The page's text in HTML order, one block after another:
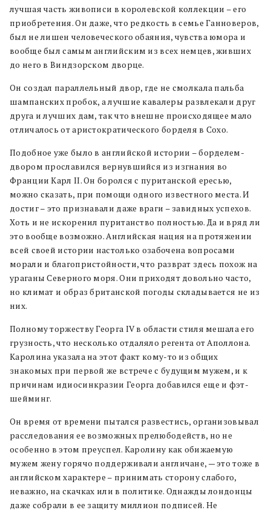
лучшая часть живописи в королевской коллекции – его
приобретения. Он даже, что редкость в семье Ганноверов,
был не лишен человеческого обаяния, чувства юмора и
вообще был самым английским из всех немцев, живших
до него в Виндзорском дворце.
Он создал параллельный двор, где не смолкала пальба
шампанских пробок, а лучшие кавалеры развлекали друг
друга и лучших дам, так что внешне происходящее мало
отличалось от аристократического борделя в Сохо.
Подобное уже было в английской истории – борделем-
двором прославился вернувшийся из изгнания во
Франции Карл II. Он боролся с пуританской ересью,
можно сказать, при помощи одного известного места. И
достиг – это признавали даже враги – завидных успехов.
Хоть и не искоренил пуританство полностью. Да и вряд ли
это вообще возможно. Английская нация на протяжении
всей своей истории настолько озабочена вопросами
морали и благопристойности, что разврат здесь похож на
ураганы Северного моря. Они приходят довольно часто,
но климат и образ британской погоды складывается не из
них.
Полному торжеству Георга IV в области стиля мешала его
грузность, что несколько отдаляло регента от Аполлона.
Каролина указала на этот факт кому-то из общих
знакомых при первой же встрече с будущим мужем, и к
причинам идиосинкразии Георга добавился еще и фэт-
шейминг.
Он время от времени пытался развестись, организовывал
расследования ее возможных прелюбодейств, но не
особенно в этом преуспел. Каролину как обижаемую
мужем жену горячо поддерживали англичане, — это тоже в
английском характере – принимать сторону слабого,
неважно, на скачках или в политике. Однажды лондонцы
даже собрали в ее защиту миллион подписей. Не